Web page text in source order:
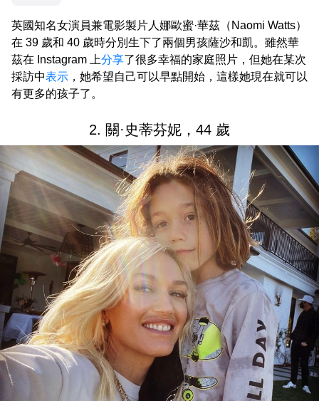
英國知名女演員兼電影製片人娜歐蜜·華茲（Naomi Watts）
在 39 歲和 40 歲時分別生下了兩個男孩薩沙和凱。雖然華
茲在 Instagram 上分享了很多幸福的家庭照片，但她在某次
採訪中表示 ，她希望自己可以早點開始，這樣她現在就可以
有更多的孩子了。
2. 關·史蒂芬妮，44 歲